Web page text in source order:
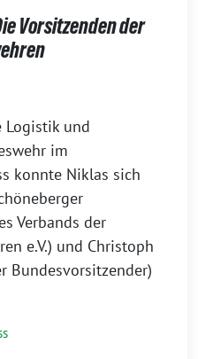
Vorsitzenden der
Logistik und
im
konnte Niklas sich
Verbands der
e.V.) und Christoph
Bundesvorsitzender)